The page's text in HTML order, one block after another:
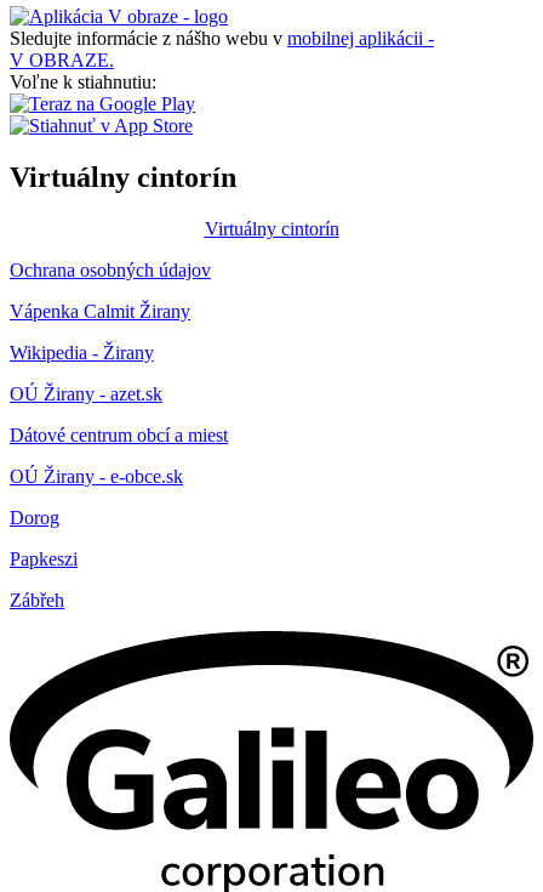
Sledujte informácie z nášho webu v mobilnej aplikácii -
V OBRAZE.
Voľne k stiahnutiu:
Virtuálny cintorín
Virtuálny cintorín
Ochrana osobných údajov
Vápenka Calmit Žirany
Wikipedia - Žirany
OÚ Žirany - azet.sk
Dátové centrum obcí a miest
OÚ Žirany - e-obce.sk
Dorog
Papkeszi
Zábřeh